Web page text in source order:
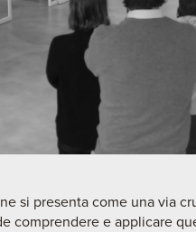
si presenta come una via
comprendere e applicare